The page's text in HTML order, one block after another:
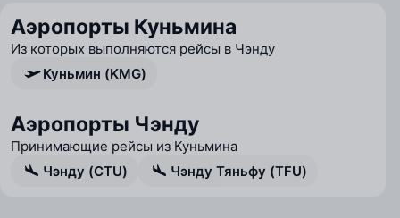
Аэропорты Куньмина
Из которых выполняются рейсы в Чэнду
Куньмин (KMG)
Аэропорты Чэнду
Принимающие рейсы из Куньмина
Чэнду (CTU)
Чэнду Тяньфу (TFU)